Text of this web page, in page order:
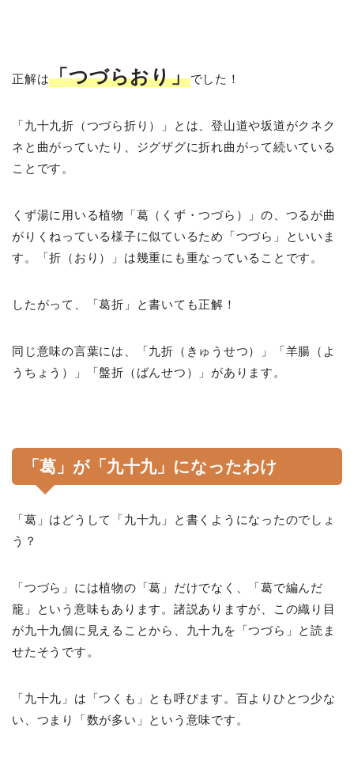
正解は「つづらおり」でした！
「九十九折（つづら折り）」とは、登山道や坂道がクネク
ネと曲がっていたり、ジグザグに折れ曲がって続いている
ことです。
くず湯に用いる植物「葛（くず・つづら）」の、つるが曲
がりくねっている様子に似ているため「つづら」といいま
す。「折（おり）」は幾重にも重なっていることです。
したがって、「葛折」と書いても正解！
同じ意味の言葉には、「九折（きゅうせつ）」「羊腸（よ
うちょう）」「盤折（ばんせつ）」があります。
「葛」が「九十九」になったわけ
「葛」はどうして「九十九」と書くようになったのでしょ
う？
「つづら」には植物の「葛」だけでなく、「葛で編んだ
籠」という意味もあります。諸説ありますが、この織り目
が九十九個に見えることから、九十九を「つづら」と読ま
せたそうです。
「九十九」は「つくも」とも呼びます。百よりひとつ少な
い、つまり「数が多い」という意味です。